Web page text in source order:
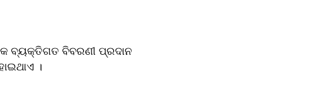
ବ୍ୟକ୍ତିଗତ ବିବରଣୀ ପ୍ରଦାନ
।